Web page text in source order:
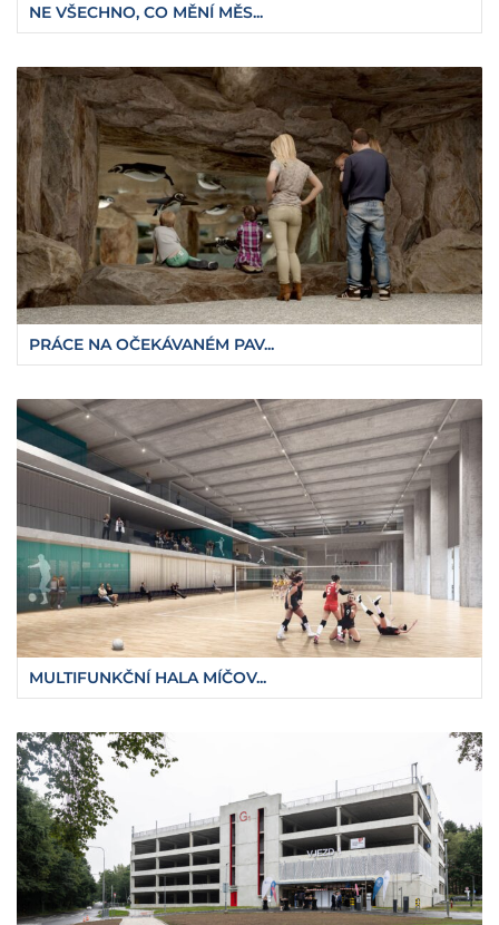
NE VŠECHNO, CO MĚNÍ MĚS...
PRÁCE NA OČEKÁVANÉM PAV...
MULTIFUNKČNÍ HALA MÍČOV...